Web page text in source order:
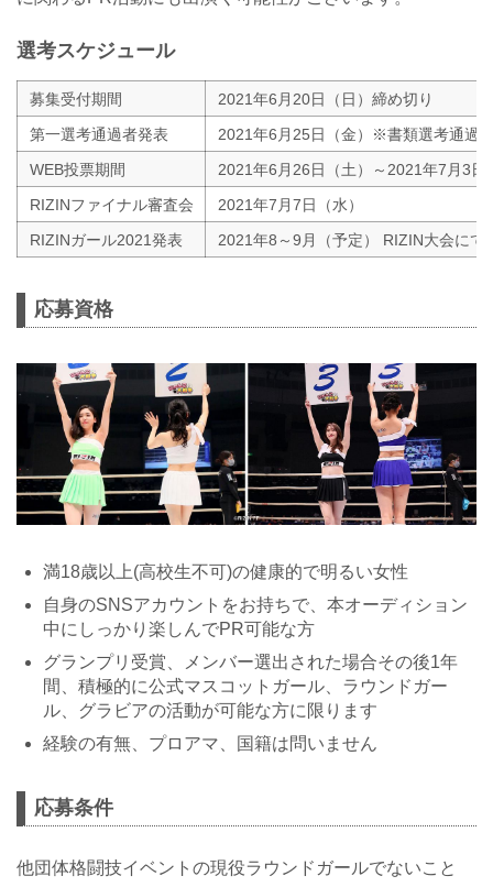
選考スケジュール
募集受付期間
2021年6月20日（日）締め切り
第一選考通過者発表
2021年6月25日（金）※書類選考通過
WEB投票期間
2021年6月26日（土）～2021年7月3日
RIZINファイナル審査会
2021年7月7日（水）
RIZINガール2021発表
2021年8～9月（予定） RIZIN大会にて
応募資格
満18歳以上(高校生不可)の健康的で明るい女性
自身のSNSアカウントをお持ちで、本オーディション
中にしっかり楽しんでPR可能な方
グランプリ受賞、メンバー選出された場合その後1年
間、積極的に公式マスコットガール、ラウンドガー
ル、グラビアの活動が可能な方に限ります
経験の有無、プロアマ、国籍は問いません
応募条件
他団体格闘技イベントの現役ラウンドガールでないこと